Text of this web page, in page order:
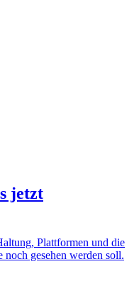
jetzt
Plattformen und die
noch gesehen werden soll.